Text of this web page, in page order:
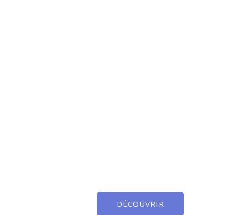
DÉCOUVRIR